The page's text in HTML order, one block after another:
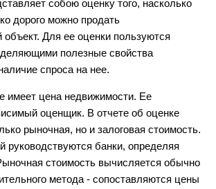
собою оценку того, насколько
дорого можно продать
Для ее оценки пользуются
полезные свойства
спроса на нее.
имеет цена недвижимости. Ее
оценщик. В отчете об оценке
рыночная, но и залоговая стоимость.
руководствуются банки, определяя
стоимость вычисляется обычно
метода - сопоставляются цены